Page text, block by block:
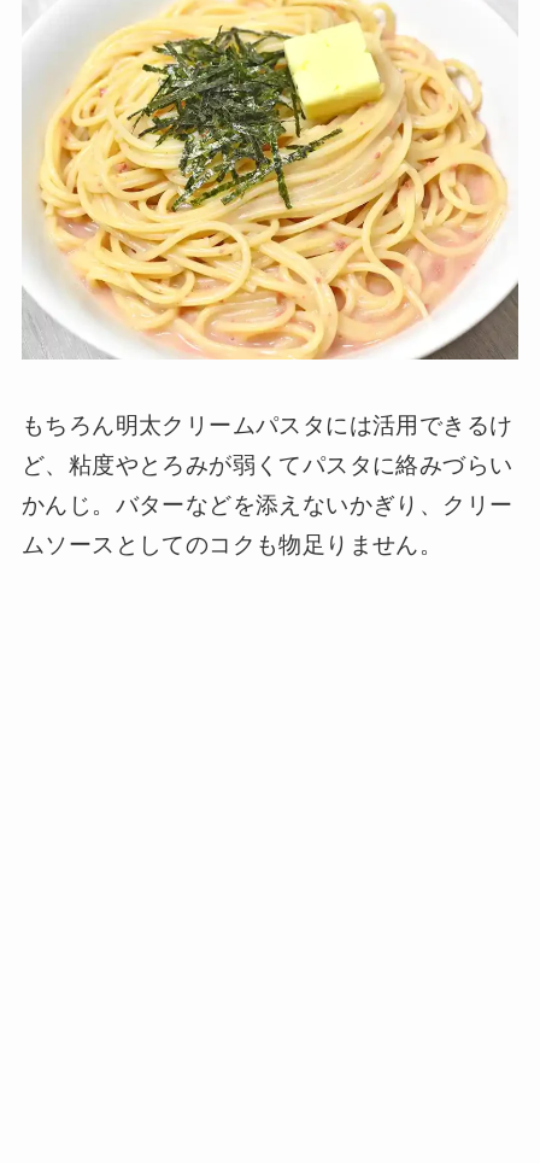
もちろん明太クリームパスタには活用できるけ
ど、粘度やとろみが弱くてパスタに絡みづらい
かんじ。バターなどを添えないかぎり、クリー
ムソースとしてのコクも物足りません。